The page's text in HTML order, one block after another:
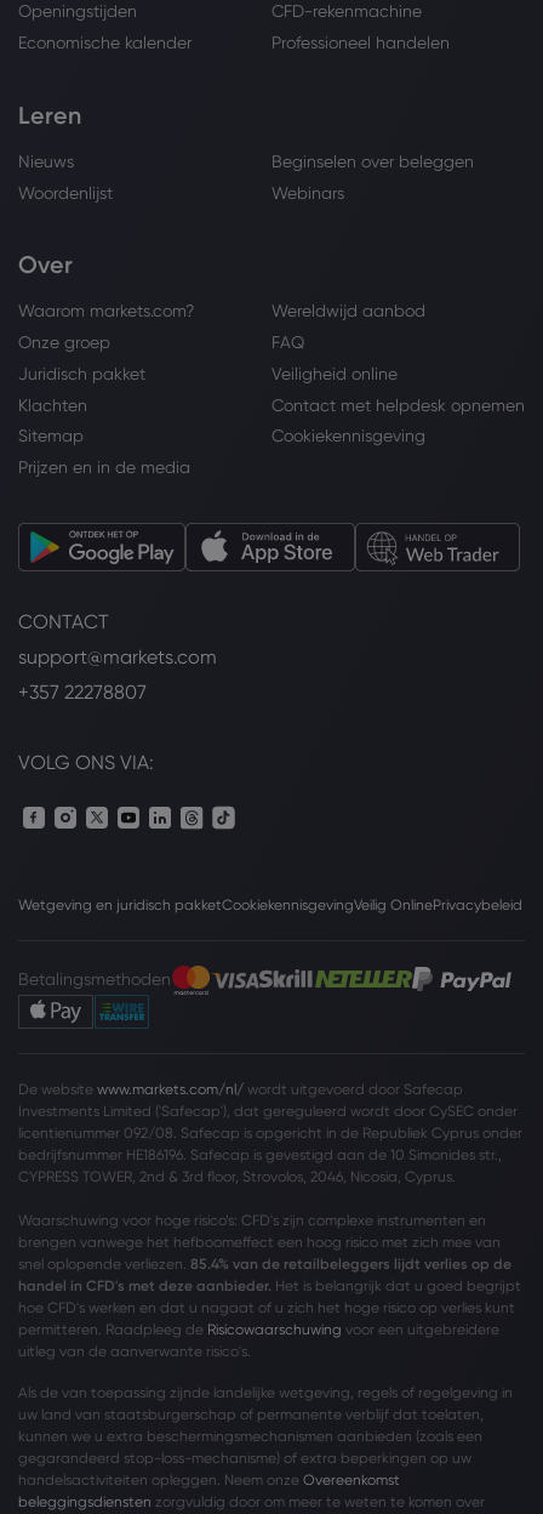
Openingstijden
CFD-rekenmachine
Economische kalender
Professioneel handelen
Leren
Nieuws
Beginselen over beleggen
Woordenlijst
Webinars
Over
Waarom markets.com?
Wereldwijd aanbod
Onze groep
FAQ
Juridisch pakket
Veiligheid online
Klachten
Contact met helpdesk opnemen
Sitemap
Cookiekennisgeving
Prijzen en in de media
CONTACT
support@markets.com
+357 22278807
VOLG ONS VIA:
Wetgeving en juridisch pakketCookiekennisgevingVeilig OnlinePrivacybeleid
Betalingsmethoden
De website www.markets.com/nl/ wordt uitgevoerd door Safecap
Investments Limited ('Safecap'), dat gereguleerd wordt door CySEC onder
licentienummer 092/08. Safecap is opgericht in de Republiek Cyprus onder
bedrijfsnummer HE186196. Safecap is gevestigd aan de 10 Simonides str.,
CYPRESS TOWER, 2nd & 3rd floor, Strovolos, 2046, Nicosia, Cyprus.
Waarschuwing voor hoge risico’s: CFD's zijn complexe instrumenten en
brengen vanwege het hefboomeffect een hoog risico met zich mee van
snel oplopende verliezen. 85.4% van de retailbeleggers lijdt verlies op de
handel in CFD's met deze aanbieder. Het is belangrijk dat u goed begrijpt
hoe CFD's werken en dat u nagaat of u zich het hoge risico op verlies kunt
permitteren. Raadpleeg de Risicowaarschuwing voor een uitgebreidere
uitleg van de aanverwante risico's.
Als de van toepassing zijnde landelijke wetgeving, regels of regelgeving in
uw land van staatsburgerschap of permanente verblijf dat toelaten,
kunnen we u extra beschermingsmechanismen aanbieden (zoals een
gegarandeerd stop-loss-mechanisme) of extra beperkingen op uw
handelsactiviteiten opleggen. Neem onze Overeenkomst
beleggingsdiensten zorgvuldig door om meer te weten te komen over